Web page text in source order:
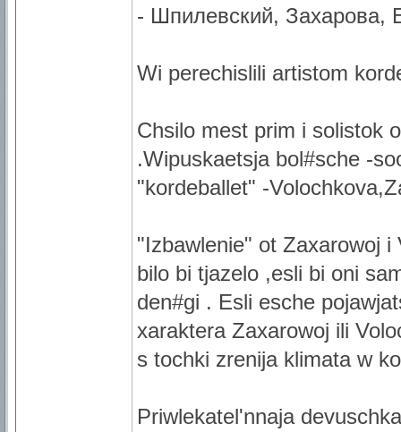
- Шпилевский, Захарова,
Wi perechislili artistom
Chsilo mest prim i solistok
.Wipuskaetsja bol#sche -
"kordeballet" -
"Izbawlenie" ot Zaxarowoj i
bilo bi tjazelo ,esli bi oni
den#gi . Esli esche
xaraktera Zaxarowoj ili
s tochki zrenija klimata w
Priwlekatel'nnaja